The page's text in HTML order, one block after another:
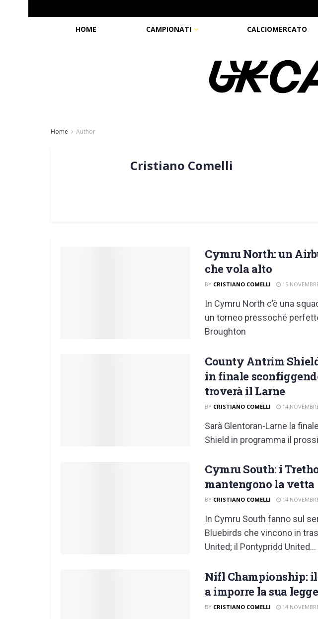
HOME CAMPIONATI CALCIOMERCATO
Home Author
Cristiano Comelli
Cymru North: un
che vola alto
BY CRISTIANO COMELLI 15
In Cymru North c’è una
un torneo pressoché
Broughton
County Antrim
in finale
troverà il Larne
BY CRISTIANO COMELLI 14
Sarà Glentoran-Larne la
Shield in programma il
Cymru South: i
mantengono la vetta
BY CRISTIANO COMELLI 14
In Cymru South fanno sul
Bluebirds che vincono in
United; il Pontypridd United...
Nifl Championship:
a imporre la sua legge
BY CRISTIANO COMELLI 14